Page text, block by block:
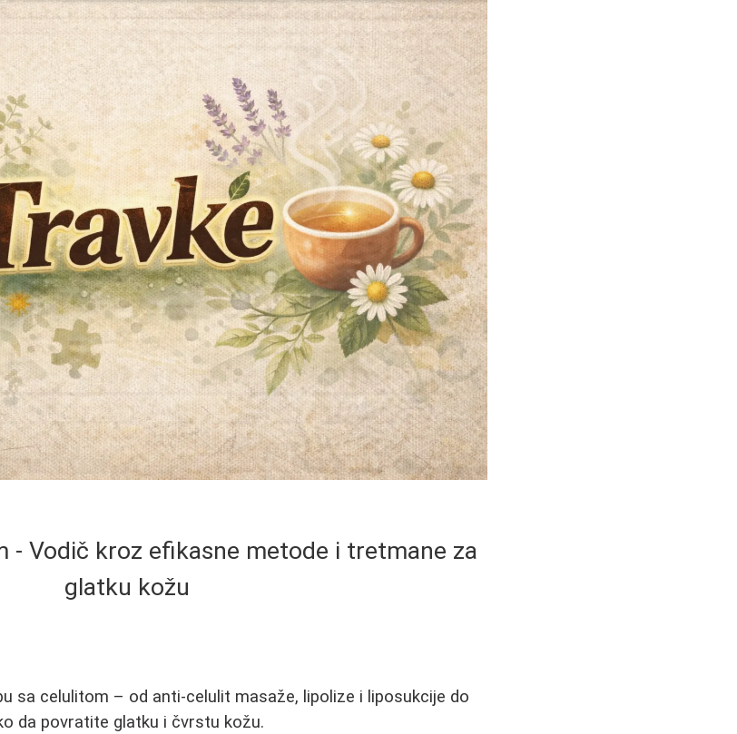
- Vodič kroz efikasne metode i tretmane za
glatku kožu
sa celulitom – od anti-celulit masaže, lipolize i liposukcije do
da povratite glatku i čvrstu kožu.